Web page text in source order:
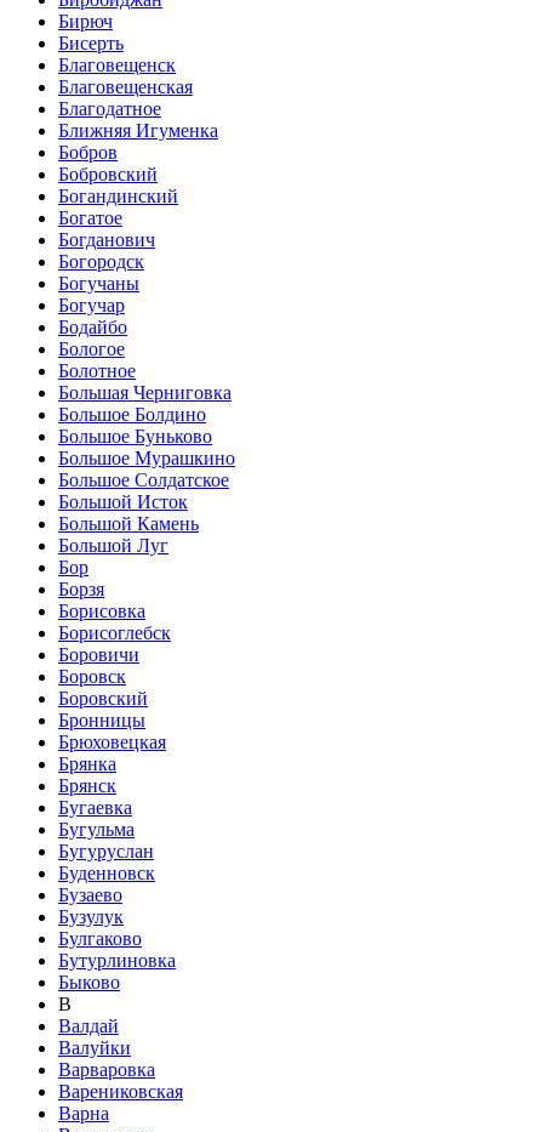
Бирюч
Бисерть
Благовещенск
Благовещенская
Благодатное
Ближняя Игуменка
Бобров
Бобровский
Богандинский
Богатое
Богданович
Богородск
Богучаны
Богучар
Бодайбо
Бологое
Болотное
Большая Черниговка
Большое Болдино
Большое Буньково
Большое Мурашкино
Большое Солдатское
Большой Исток
Большой Камень
Большой Луг
Бор
Борзя
Борисовка
Борисоглебск
Боровичи
Боровск
Боровский
Бронницы
Брюховецкая
Брянка
Брянск
Бугаевка
Бугульма
Бугуруслан
Буденновск
Бузаево
Бузулук
Булгаково
Бутурлиновка
Быково
В
Валдай
Валуйки
Варваровка
Варениковская
Варна